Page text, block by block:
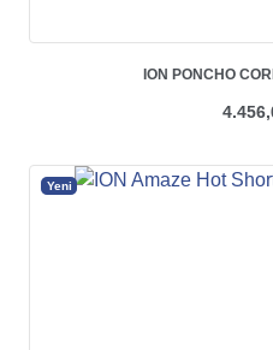
ION PONCHO
Yeni